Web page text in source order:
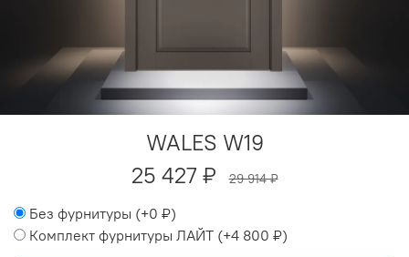
WALES W19
25 427 ₽
29 914 ₽
Без фурнитуры (+0 ₽)
Комплект фурнитуры ЛАЙТ (+4 800 ₽)